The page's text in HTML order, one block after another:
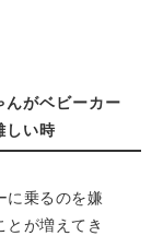
んがベビーカー
しい時
に乗るのを嫌
とが増えてき